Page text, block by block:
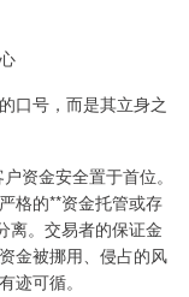
口号，而是其立身之
资金安全置于首位。
格的**资金托管或存
离。交易者的保证金
金被挪用、侵占的风
迹可循。